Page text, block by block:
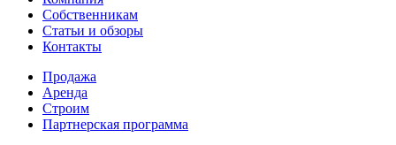
Собственникам
Статьи и обзоры
Контакты
Продажа
Аренда
Строим
Партнерская программа